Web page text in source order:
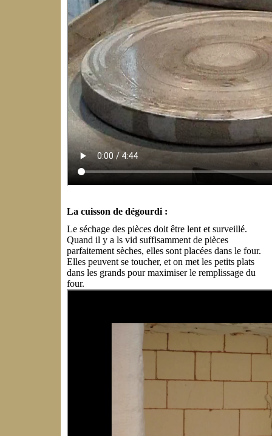
La cuisson de dégourdi :
Le séchage des pièces doit être lent et surveillé.
Quand il y a ls vid suffisamment de pièces
parfaitement sèches, elles sont placées dans le four.
Elles peuvent se toucher, et on met les petits plats
dans les grands pour maximiser le remplissage du
four.